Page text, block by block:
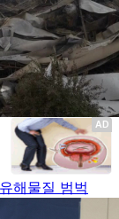
해물질 범벅